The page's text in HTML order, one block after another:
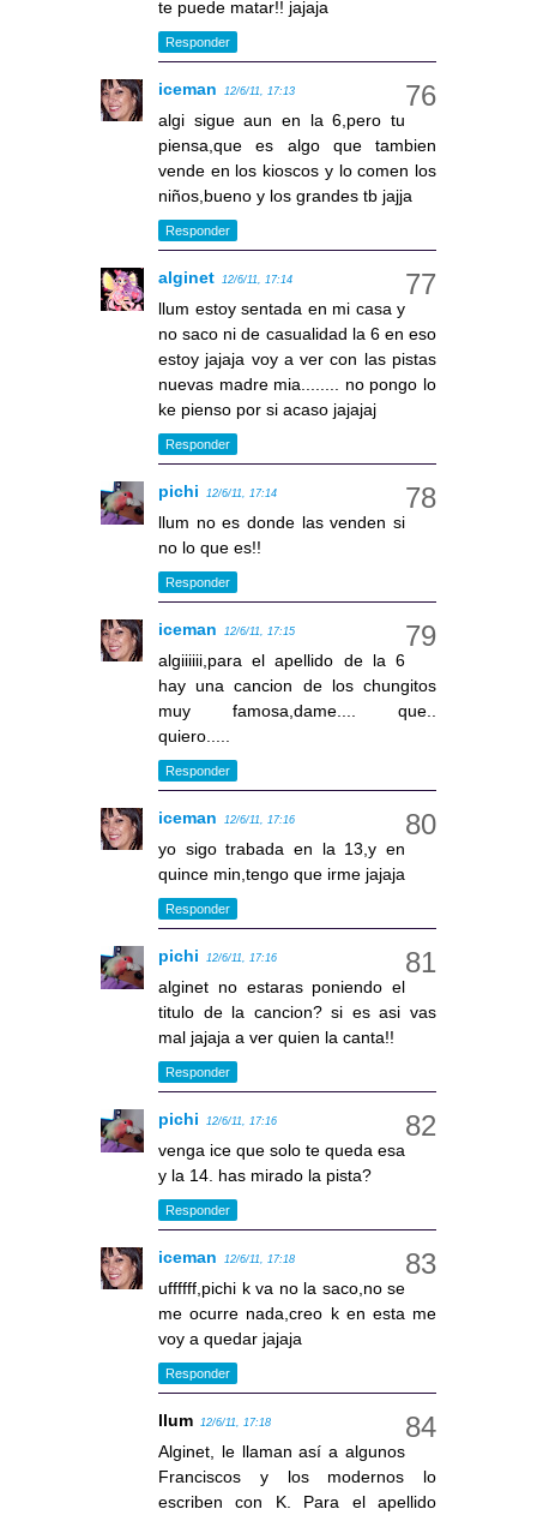
te puede matar!! jajaja
Responder
iceman 12/6/11, 17:13
algi sigue aun en la 6,pero tu
piensa,que es algo que tambien
vende en los kioscos y lo comen los
niños,bueno y los grandes tb jajja
Responder
alginet 12/6/11, 17:14
llum estoy sentada en mi casa y
no saco ni de casualidad la 6 en eso
estoy jajaja voy a ver con las pistas
nuevas madre mia........ no pongo lo
ke pienso por si acaso jajajaj
Responder
pichi 12/6/11, 17:14
llum no es donde las venden si
no lo que es!!
Responder
iceman 12/6/11, 17:15
algiiiiii,para el apellido de la 6
hay una cancion de los chungitos
muy famosa,dame.... que..
quiero.....
Responder
iceman 12/6/11, 17:16
yo sigo trabada en la 13,y en
quince min,tengo que irme jajaja
Responder
pichi 12/6/11, 17:16
alginet no estaras poniendo el
titulo de la cancion? si es asi vas
mal jajaja a ver quien la canta!!
Responder
pichi 12/6/11, 17:16
venga ice que solo te queda esa
y la 14. has mirado la pista?
Responder
iceman 12/6/11, 17:18
uffffff,pichi k va no la saco,no se
me ocurre nada,creo k en esta me
voy a quedar jajaja
Responder
llum 12/6/11, 17:18
Alginet, le llaman así a algunos
Franciscos y los modernos lo
escriben con K. Para el apellido